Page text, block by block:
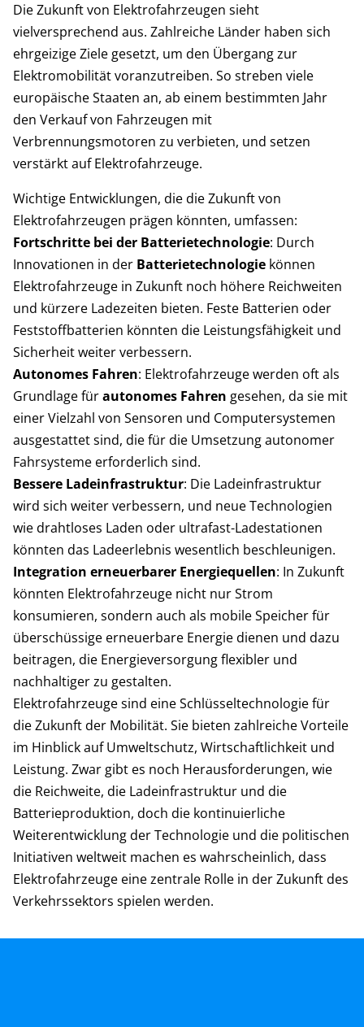
Die Zukunft von Elektrofahrzeugen sieht
vielversprechend aus. Zahlreiche Länder haben sich
ehrgeizige Ziele gesetzt, um den Übergang zur
Elektromobilität voranzutreiben. So streben viele
europäische Staaten an, ab einem bestimmten Jahr
den Verkauf von Fahrzeugen mit
Verbrennungsmotoren zu verbieten, und setzen
verstärkt auf Elektrofahrzeuge.
Wichtige Entwicklungen, die die Zukunft von
Elektrofahrzeugen prägen könnten, umfassen:
Fortschritte bei der Batterietechnologie: Durch
Innovationen in der Batterietechnologie können
Elektrofahrzeuge in Zukunft noch höhere Reichweiten
und kürzere Ladezeiten bieten. Feste Batterien oder
Feststoffbatterien könnten die Leistungsfähigkeit und
Sicherheit weiter verbessern.
Autonomes Fahren: Elektrofahrzeuge werden oft als
Grundlage fürautonomes Fahren gesehen, da sie mit
einer Vielzahl von Sensoren und Computersystemen
ausgestattet sind, die für die Umsetzung autonomer
Fahrsysteme erforderlich sind.
Bessere Ladeinfrastruktur: Die Ladeinfrastruktur
wird sich weiter verbessern, und neue Technologien
wie drahtloses Laden oder ultrafast-Ladestationen
könnten das Ladeerlebnis wesentlich beschleunigen.
Integration erneuerbarer Energiequellen: In Zukunft
könnten Elektrofahrzeuge nicht nur Strom
konsumieren, sondern auch als mobile Speicher für
überschüssige erneuerbare Energie dienen und dazu
beitragen, die Energieversorgung flexibler und
nachhaltiger zu gestalten.
Elektrofahrzeuge sind eine Schlüsseltechnologie für
die Zukunft der Mobilität. Sie bieten zahlreiche Vorteile
im Hinblick auf Umweltschutz, Wirtschaftlichkeit und
Leistung. Zwar gibt es noch Herausforderungen, wie
die Reichweite, die Ladeinfrastruktur und die
Batterieproduktion, doch die kontinuierliche
Weiterentwicklung der Technologie und die politischen
Initiativen weltweit machen es wahrscheinlich, dass
Elektrofahrzeuge eine zentrale Rolle in der Zukunft des
Verkehrssektors spielen werden.